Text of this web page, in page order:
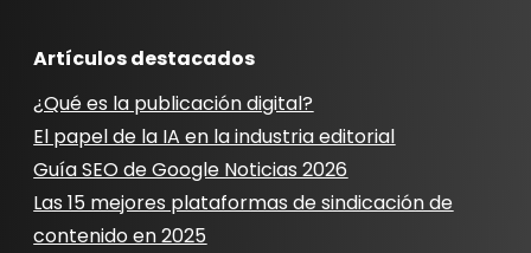
Artículos destacados
¿Qué es la publicación digital?
El papel de la IA en la industria editorial
Guía SEO de Google Noticias 2026
Las 15 mejores plataformas de sindicación de
contenido en 2025